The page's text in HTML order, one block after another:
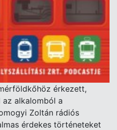
érkezett,
az alkalomból a
Zoltán rádiós
érdekes történeteket